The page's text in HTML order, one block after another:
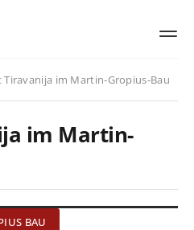
Tiravanija im Martin-Gropius-Bau
im Martin-
BAU